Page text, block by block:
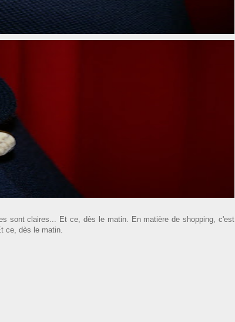
sont claires... Et ce, dès le matin. En matière de shopping, c'est
ce, dès le matin.